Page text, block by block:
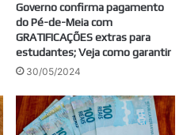
Governo confirma pagamento
do Pé-de-Meia com
GRATIFICAÇÕES extras para
estudantes; Veja como garantir
30/05/2024